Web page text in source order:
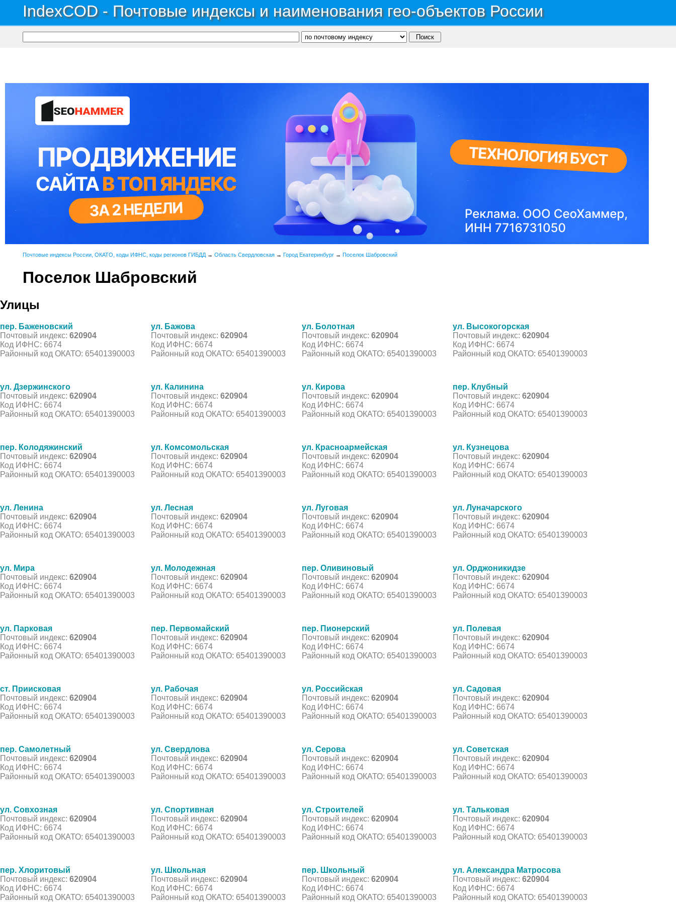
IndexCOD - Почтовые индексы и наименования гео-объектов России
Почтовые индексы России, ОКАТО, коды ИФНС, коды регионов ГИБДД → Область Свердловская → Город Екатеринбург → Поселок Шабровский
Поселок Шабровский
Улицы
пер. Баженовский
Почтовый индекс: 620904
Код ИФНС: 6674
Районный код ОКАТО: 65401390003
ул. Бажова
Почтовый индекс: 620904
Код ИФНС: 6674
Районный код ОКАТО: 65401390003
ул. Болотная
Почтовый индекс: 620904
Код ИФНС: 6674
Районный код ОКАТО: 65401390003
ул. Высокогорская
Почтовый индекс: 620904
Код ИФНС: 6674
Районный код ОКАТО: 65401390003
ул. Дзержинского
Почтовый индекс: 620904
Код ИФНС: 6674
Районный код ОКАТО: 65401390003
ул. Калинина
Почтовый индекс: 620904
Код ИФНС: 6674
Районный код ОКАТО: 65401390003
ул. Кирова
Почтовый индекс: 620904
Код ИФНС: 6674
Районный код ОКАТО: 65401390003
пер. Клубный
Почтовый индекс: 620904
Код ИФНС: 6674
Районный код ОКАТО: 65401390003
пер. Колодяжинский
Почтовый индекс: 620904
Код ИФНС: 6674
Районный код ОКАТО: 65401390003
ул. Комсомольская
Почтовый индекс: 620904
Код ИФНС: 6674
Районный код ОКАТО: 65401390003
ул. Красноармейская
Почтовый индекс: 620904
Код ИФНС: 6674
Районный код ОКАТО: 65401390003
ул. Кузнецова
Почтовый индекс: 620904
Код ИФНС: 6674
Районный код ОКАТО: 65401390003
ул. Ленина
Почтовый индекс: 620904
Код ИФНС: 6674
Районный код ОКАТО: 65401390003
ул. Лесная
Почтовый индекс: 620904
Код ИФНС: 6674
Районный код ОКАТО: 65401390003
ул. Луговая
Почтовый индекс: 620904
Код ИФНС: 6674
Районный код ОКАТО: 65401390003
ул. Луначарского
Почтовый индекс: 620904
Код ИФНС: 6674
Районный код ОКАТО: 65401390003
ул. Мира
Почтовый индекс: 620904
Код ИФНС: 6674
Районный код ОКАТО: 65401390003
ул. Молодежная
Почтовый индекс: 620904
Код ИФНС: 6674
Районный код ОКАТО: 65401390003
пер. Оливиновый
Почтовый индекс: 620904
Код ИФНС: 6674
Районный код ОКАТО: 65401390003
ул. Орджоникидзе
Почтовый индекс: 620904
Код ИФНС: 6674
Районный код ОКАТО: 65401390003
ул. Парковая
Почтовый индекс: 620904
Код ИФНС: 6674
Районный код ОКАТО: 65401390003
пер. Первомайский
Почтовый индекс: 620904
Код ИФНС: 6674
Районный код ОКАТО: 65401390003
пер. Пионерский
Почтовый индекс: 620904
Код ИФНС: 6674
Районный код ОКАТО: 65401390003
ул. Полевая
Почтовый индекс: 620904
Код ИФНС: 6674
Районный код ОКАТО: 65401390003
ст. Приисковая
Почтовый индекс: 620904
Код ИФНС: 6674
Районный код ОКАТО: 65401390003
ул. Рабочая
Почтовый индекс: 620904
Код ИФНС: 6674
Районный код ОКАТО: 65401390003
ул. Российская
Почтовый индекс: 620904
Код ИФНС: 6674
Районный код ОКАТО: 65401390003
ул. Садовая
Почтовый индекс: 620904
Код ИФНС: 6674
Районный код ОКАТО: 65401390003
пер. Самолетный
Почтовый индекс: 620904
Код ИФНС: 6674
Районный код ОКАТО: 65401390003
ул. Свердлова
Почтовый индекс: 620904
Код ИФНС: 6674
Районный код ОКАТО: 65401390003
ул. Серова
Почтовый индекс: 620904
Код ИФНС: 6674
Районный код ОКАТО: 65401390003
ул. Советская
Почтовый индекс: 620904
Код ИФНС: 6674
Районный код ОКАТО: 65401390003
ул. Совхозная
Почтовый индекс: 620904
Код ИФНС: 6674
Районный код ОКАТО: 65401390003
ул. Спортивная
Почтовый индекс: 620904
Код ИФНС: 6674
Районный код ОКАТО: 65401390003
ул. Строителей
Почтовый индекс: 620904
Код ИФНС: 6674
Районный код ОКАТО: 65401390003
ул. Тальковая
Почтовый индекс: 620904
Код ИФНС: 6674
Районный код ОКАТО: 65401390003
пер. Хлоритовый
Почтовый индекс: 620904
Код ИФНС: 6674
Районный код ОКАТО: 65401390003
ул. Школьная
Почтовый индекс: 620904
Код ИФНС: 6674
Районный код ОКАТО: 65401390003
пер. Школьный
Почтовый индекс: 620904
Код ИФНС: 6674
Районный код ОКАТО: 65401390003
ул. Александра Матросова
Почтовый индекс: 620904
Код ИФНС: 6674
Районный код ОКАТО: 65401390003